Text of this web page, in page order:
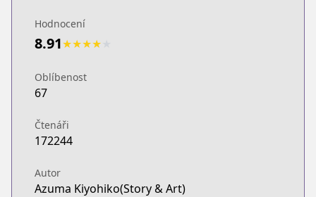
Naver Series
Naver Series
https://series.naver.com/comic/
Lezhin
Lezhin
ComicWalker
ComicWalker
Official Site
Official Site
Hodnocení
8.91★★★★
Oblíbenost
67
Čtenáři
172244
Autor
Azuma Kiyohiko(Story & Art)